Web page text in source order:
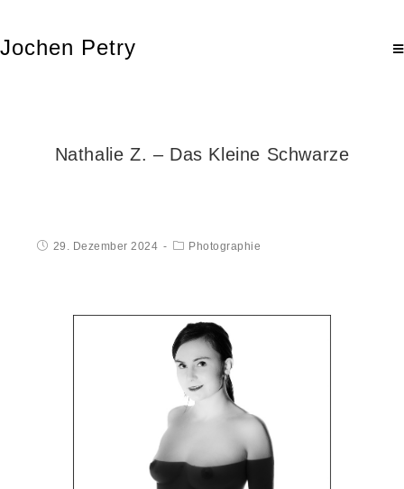
Jochen Petry
Nathalie Z. – Das Kleine Schwarze
29. Dezember 2024 Photographie